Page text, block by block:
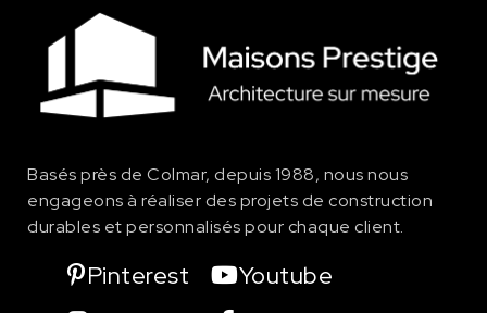
Basés près de Colmar, depuis 1988, nous nous
engageons à réaliser des projets de construction
durables et personnalisés pour chaque client.
Pinterest
Youtube